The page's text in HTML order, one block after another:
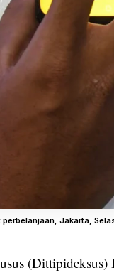
Jakarta,
(Dittipideksus)